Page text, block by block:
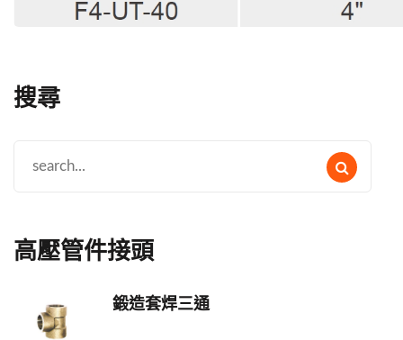
搜尋
高壓管件接頭
鍛造套焊三通